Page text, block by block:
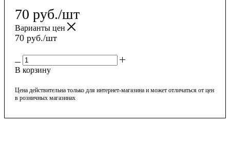
70 руб./шт
Варианты цен
70 руб./шт
В корзину
Цена действительна только для интернет-магазина и может отличаться от цен
в розничных магазинах